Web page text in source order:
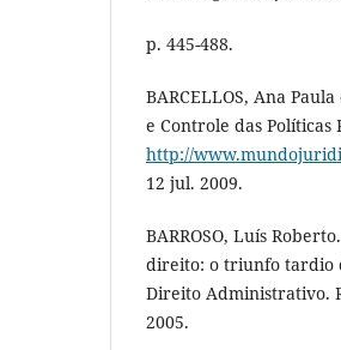
p. 445-488.
BARCELLOS, Ana
e Controle das Políticas
http://
12 jul. 2009.
BARROSO, Luís
direito: o triunfo tardio
Direito Administrativo.
2005.